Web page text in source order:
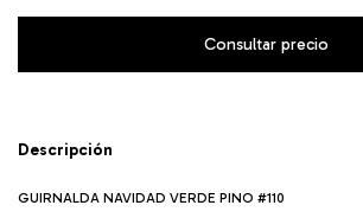
Descripción
GUIRNALDA NAVIDAD VERDE PINO #110